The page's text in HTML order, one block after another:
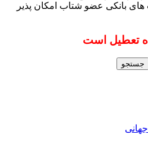
بانکی عضو شتاب امکان پذیر
تعطیل است
جستجو